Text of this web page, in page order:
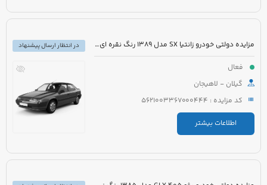
مزایده دولتی خودرو زانتیا SX مدل 1389 رنگ نقره ای متالیک
فعال
گیلان - لاهیجان
کد مزایده : 5621003367000444
اطلاعات بیشتر
در انتظار ارسال پیشنهاد